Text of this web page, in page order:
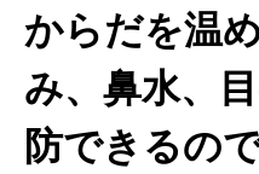
からだを温
み、鼻水、
防できるの